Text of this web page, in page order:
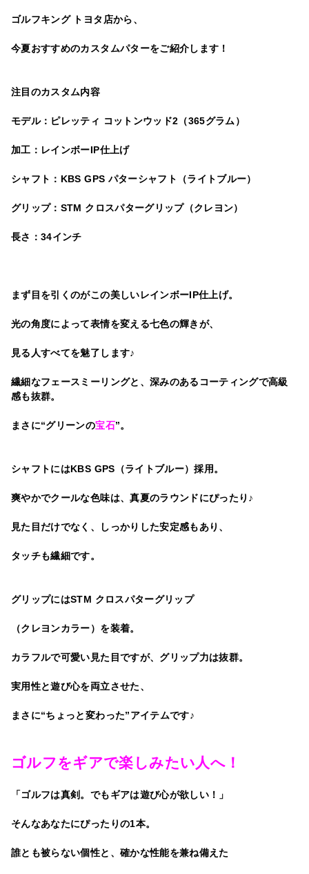
ゴルフキング トヨタ店から、
今夏おすすめのカスタムパターをご紹介します！
注目のカスタム内容
モデル：ピレッティ コットンウッド2（365グラム）
加工：レインボーIP仕上げ
シャフト：KBS GPS パターシャフト（ライトブルー）
グリップ：STM クロスパターグリップ（クレヨン）
長さ：34インチ
まず目を引くのがこの美しいレインボーIP仕上げ。
光の角度によって表情を変える七色の輝きが、
見る人すべてを魅了します♪
繊細なフェースミーリングと、深みのあるコーティングで高級
感も抜群。
まさに“グリーンの宝石”。
シャフトにはKBS GPS（ライトブルー）採用。
爽やかでクールな色味は、真夏のラウンドにぴったり♪
見た目だけでなく、しっかりした安定感もあり、
タッチも繊細です。
グリップにはSTM クロスパターグリップ
（クレヨンカラー）を装着。
カラフルで可愛い見た目ですが、グリップ力は抜群。
実用性と遊び心を両立させた、
まさに“ちょっと変わった”アイテムです♪
ゴルフをギアで楽しみたい人へ！
「ゴルフは真剣。でもギアは遊び心が欲しい！」
そんなあなたにぴったりの1本。
誰とも被らない個性と、確かな性能を兼ね備えた